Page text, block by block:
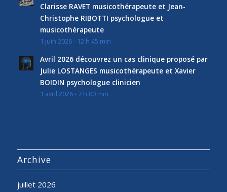
Clarisse RAVET musicothérapeute et Jean-
Christophe RIBOTTI psychologue et
musicothérapeute
1 juin 2026 - 12 h 45 min
Avril 2026 découvrez un cas clinique proposé par
Julie LOSTANGES musicothérapeute et Xavier
BOIDIN psychologue clinicien
1 avril 2026 - 7 h 00 min
Archive
juillet 2026